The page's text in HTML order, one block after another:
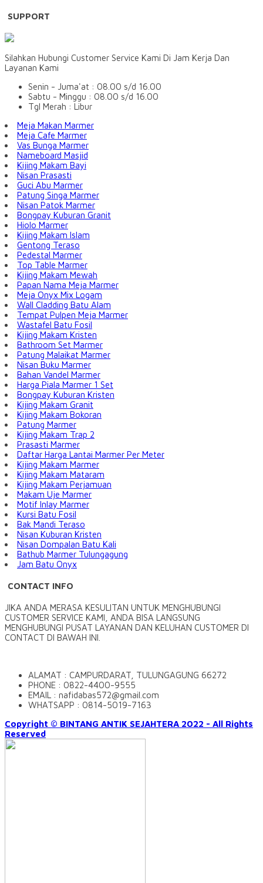
SUPPORT
Silahkan Hubungi Customer Service Kami Di Jam Kerja Dan
Layanan Kami
Senin - Juma'at : 08.00 s/d 16.00
Sabtu - Minggu : 08.00 s/d 16.00
Tgl Merah : Libur
Meja Makan Marmer
Meja Cafe Marmer
Vas Bunga Marmer
Nameboard Masjid
Kijing Makam Bayi
Nisan Prasasti
Guci Abu Marmer
Patung Singa Marmer
Nisan Patok Marmer
Bongpay Kuburan Granit
Hiolo Marmer
Kijing Makam Islam
Gentong Teraso
Pedestal Marmer
Top Table Marmer
Kijing Makam Mewah
Papan Nama Meja Marmer
Meja Onyx Mix Logam
Wall Cladding Batu Alam
Tempat Pulpen Meja Marmer
Wastafel Batu Fosil
Kijing Makam Kristen
Bathroom Set Marmer
Patung Malaikat Marmer
Nisan Buku Marmer
Bahan Vandel Marmer
Harga Piala Marmer 1 Set
Bongpay Kuburan Kristen
Kijing Makam Granit
Kijing Makam Bokoran
Patung Marmer
Kijing Makam Trap 2
Prasasti Marmer
Daftar Harga Lantai Marmer Per Meter
Kijing Makam Marmer
Kijing Makam Mataram
Kijing Makam Perjamuan
Makam Uje Marmer
Motif Inlay Marmer
Kursi Batu Fosil
Bak Mandi Teraso
Nisan Kuburan Kristen
Nisan Dompalan Batu Kali
Bathub Marmer Tulungagung
Jam Batu Onyx
CONTACT INFO
JIKA ANDA MERASA KESULITAN UNTUK MENGHUBUNGI
CUSTOMER SERVICE KAMI, ANDA BISA LANGSUNG
MENGHUBUNGI PUSAT LAYANAN DAN KELUHAN CUSTOMER DI
CONTACT DI BAWAH INI.
ALAMAT : CAMPURDARAT, TULUNGAGUNG 66272
PHONE : 0822-4400-9555
EMAIL : nafidabas572@gmail.com
WHATSAPP : 0814-5019-7163
Copyright © BINTANG ANTIK SEJAHTERA 2022 - All Rights
Reserved